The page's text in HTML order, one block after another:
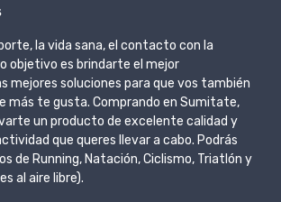
la vida sana, el contacto con la
objetivo es brindarte el mejor
mejores soluciones para que vos también
más te gusta. Comprando en Sumitate,
un producto de excelente calidad y
que queres llevar a cabo. Podrás
de Running, Natación, Ciclismo, Triatlón y
al aire libre).